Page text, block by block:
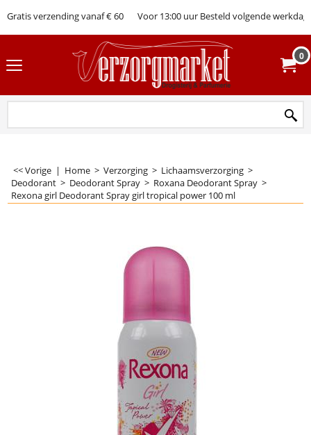
Gratis verzending vanaf € 60 Voor 13:00 uur Besteld volgende werkdag
0
<< Vorige | Home > Verzorging > Lichaamsverzorging >
Deodorant > Deodorant Spray > Roxana Deodorant Spray >
Rexona girl Deodorant Spray girl tropical power 100 ml